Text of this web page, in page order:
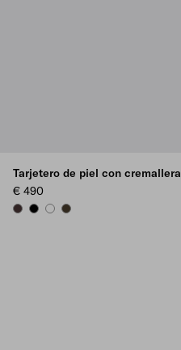
Tarjetero de piel con cremallera
€ 490
DARK BROWN
BLACKWHITEFOREST